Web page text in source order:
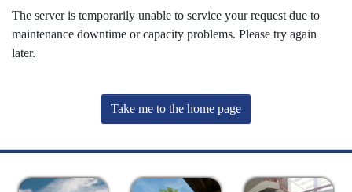
The server is temporarily unable to service your request due to
maintenance downtime or capacity problems. Please try again
later.
Take me to the home page